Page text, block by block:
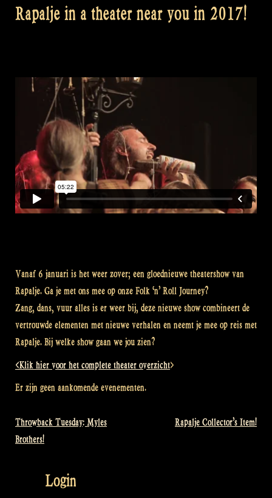
Rapalje in a theater near you in 2017!
Vanaf 6 januari is het weer zover; een gloednieuwe theatershow van
Rapalje. Ga je met ons mee op onze Folk ‘n’ Roll Journey?
Zang, dans, vuur alles is er weer bij, deze nieuwe show combineert de
vertrouwde elementen met nieuwe verhalen en neemt je mee op reis met
Rapalje. Bij welke show gaan we jou zien?
<Klik hier voor het complete theater overzicht>
Er zijn geen aankomende evenementen.
Bericht
Throwback Tuesday: Myles
Brothers!
Rapalje Collector’s Item!
Login